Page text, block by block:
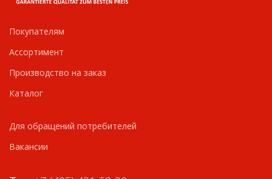
Покупателям
Ассортимент
Производство на заказ
Каталог
Для обращений потребителей
Вакансии